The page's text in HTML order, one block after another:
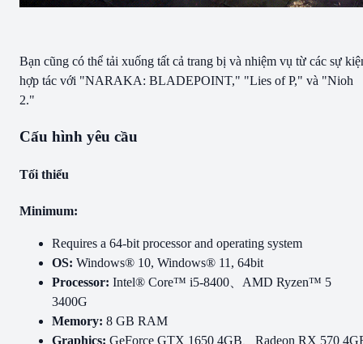
Bạn cũng có thể tải xuống tất cả trang bị và nhiệm vụ từ các sự
hợp tác với "NARAKA: BLADEPOINT," "Lies of P," và "Nioh
2."
Cấu hình yêu cầu
Tối thiểu
Minimum:
Requires a 64-bit processor and operating system
OS: Windows® 10, Windows® 11, 64bit
Processor: Intel® Core™ i5-8400、AMD Ryzen™ 5
3400G
Memory: 8 GB RAM
Graphics: GeForce GTX 1650 4GB、Radeon RX 570